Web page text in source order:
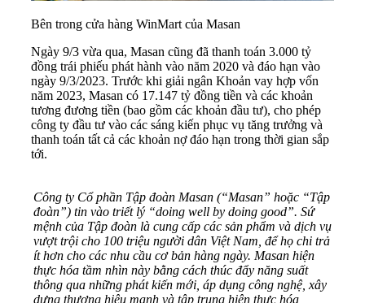
Bên trong cửa hàng WinMart của Masan
Ngày 9/3 vừa qua, Masan cũng đã thanh toán 3.000 tỷ
đồng trái phiếu phát hành vào năm 2020 và đáo hạn vào
ngày 9/3/2023. Trước khi giải ngân Khoản vay hợp vốn
năm 2023, Masan có 17.147 tỷ đồng tiền và các khoản
tương đương tiền (bao gồm các khoản đầu tư), cho phép
công ty đầu tư vào các sáng kiến phục vụ tăng trưởng và
thanh toán tất cả các khoản nợ đáo hạn trong thời gian sắp
tới.
Công ty Cổ phần Tập đoàn Masan (“Masan” hoặc “Tập
đoàn”) tin vào triết lý “doing well by doing good”. Sứ
mệnh của Tập đoàn là cung cấp các sản phẩm và dịch vụ
vượt trội cho 100 triệu người dân Việt Nam, để họ chi trả
ít hơn cho các nhu cầu cơ bản hàng ngày. Masan hiện
thực hóa tầm nhìn này bằng cách thúc đẩy năng suất
thông qua những phát kiến mới, áp dụng công nghệ, xây
dựng thương hiệu mạnh và tập trung hiện thực hóa